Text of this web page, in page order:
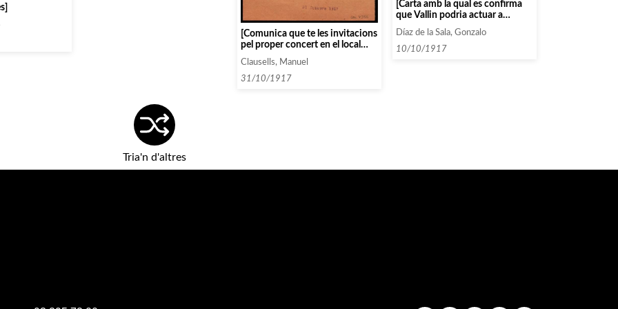
[Comunica que te les invitacions
pel proper concert en el local
social de l’Associació]
Clausells, Manuel
31/10/1917
[Carta amb la qual es confirma
que Vallin podria actuar a
Desembre]
Díaz de la Sala, Gonzalo
10/10/1917
Tria'n d'altres